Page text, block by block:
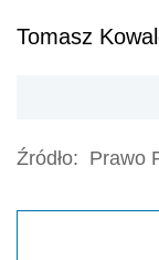
Tomasz
Źródło: Prawo